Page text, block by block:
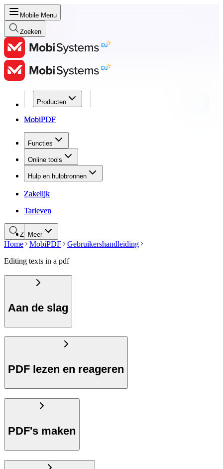
Mobile Menu
Zoeken
Producten
MobiPDF
Functies
Online tools
Hulp en hulpbronnen
Zakelijk
Tarieven
Meer
Producten
MobiPDF
Functies
Online tools
Hulp en hulpbronnen
Zakelijk
Tarieven
Zoeken
Home MobiPDF
Gebruikershandleiding
Editing texts in a pdf
Aan de slag
PDF lezen en reageren
PDF's maken